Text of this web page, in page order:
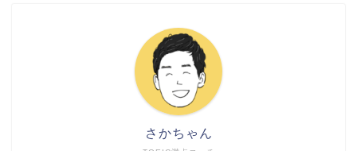
さかちゃん